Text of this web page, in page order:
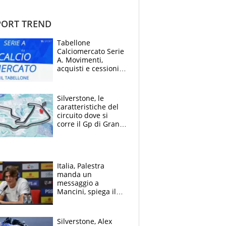
TREND
Tabellone
Calciomercato Serie
A. Movimenti,
acquisti e cessioni:
Silverstone, le
caratteristiche del
circuito dove si
corre il Gp di Gran
Italia, Palestra
manda un
messaggio a
Mancini, spiega il
l'alleanza con
Silverstone, Alex